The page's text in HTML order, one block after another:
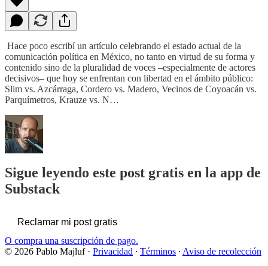
Hace poco escribí un artículo celebrando el estado actual de la
comunicación política en México, no tanto en virtud de su forma y
contenido sino de la pluralidad de voces –especialmente de actores
decisivos– que hoy se enfrentan con libertad en el ámbito público:
Slim vs. Azcárraga, Cordero vs. Madero, Vecinos de Coyoacán vs.
Parquímetros, Krauze vs. N…
Sigue leyendo este post gratis en la app de
Substack
Reclamar mi post gratis
O compra una suscripción de pago.
© 2026 Pablo Majluf· Privacidad ∙ Términos ∙ Aviso de recolección